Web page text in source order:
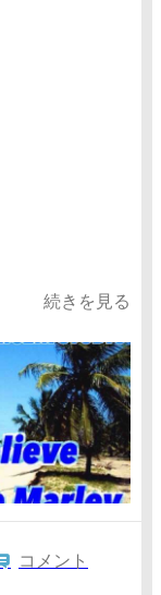
続きを見る
コメント